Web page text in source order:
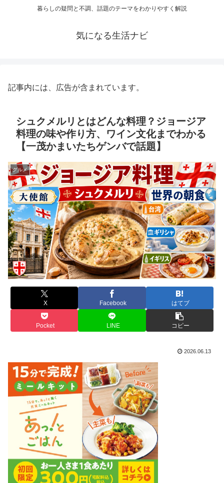
暮らしの疑問と不調、話題のテーマをわかりやすく解説
気になる生活ナビ
記事内には、広告が含まれています。
シュクメルリとはどんな料理？ジョージア
料理の味や作り方、ワイン文化までわかる
【一茂かまいたちゲンバで話題】
グルメ
X Facebook はてブ
Pocket LINE コピー
2026.06.13